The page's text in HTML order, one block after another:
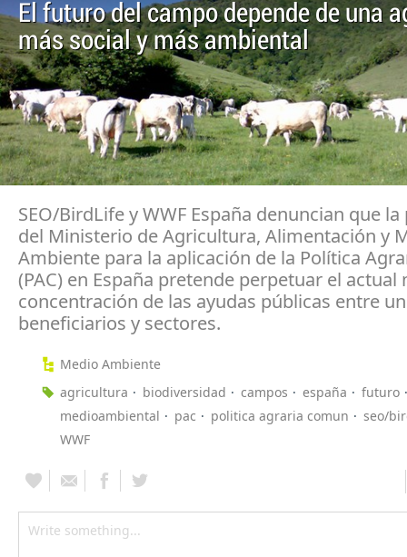
El futuro del campo depende de una
más social y más ambiental
SEO/BirdLife y WWF España denuncian que
del Ministerio de Agricultura, Alimentación y
Ambiente para la aplicación de la Política
(PAC) en España pretende perpetuar el actual
concentración de las ayudas públicas entre
beneficiarios y sectores.
Medio Ambiente
agricultura
biodiversidad campos españa
futuro
medioambiental
pac politica agraria comun
seo/
WWF